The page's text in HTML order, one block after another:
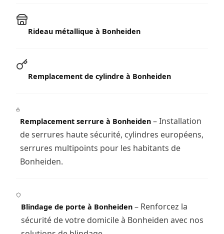
Rideau métallique à Bonheiden
Remplacement de cylindre à Bonheiden
Remplacement serrure à Bonheiden– Installation
de serrures haute sécurité, cylindres européens,
serrures multipoints pour les habitants de
Bonheiden.
Blindage de porte à Bonheiden – Renforcez la
sécurité de votre domicile à Bonheiden avec nos